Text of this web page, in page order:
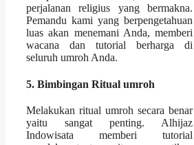
perjalanan religius yang bermakna.
Pemandu kami yang berpengetahuan
luas akan menemani Anda, memberi
wacana dan tutorial berharga di
seluruh umroh Anda.
5. Bimbingan Ritual umroh
Melakukan ritual umroh secara benar
yaitu sangat penting. Alhijaz
Indowisata memberi tutorial